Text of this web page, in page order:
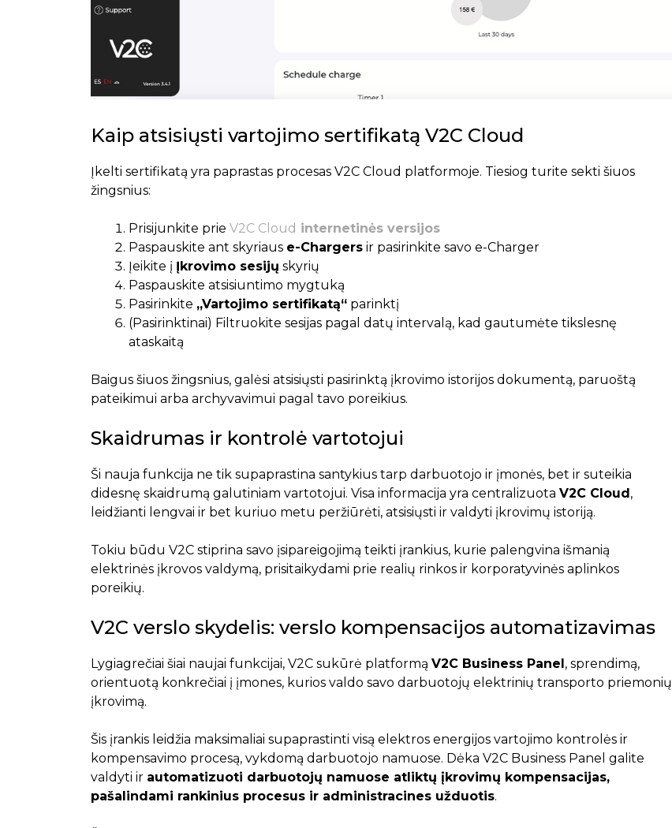
Kaip atsisiųsti vartojimo sertifikatą V2C Cloud
Įkelti sertifikatą yra paprastas procesas V2C Cloud platformoje. Tiesiog turite sekti šiuos
žingsnius:
Prisijunkite prie V2C Cloud internetinės versijos
Paspauskite ant skyriaus e-Chargersir pasirinkite savo e-Charger
Įeikite į Įkrovimo sesijų skyrių
Paspauskite atsisiuntimo mygtuką
Pasirinkite „Vartojimo sertifikatą“parinktį
(Pasirinktinai) Filtruokite sesijas pagal datų intervalą, kad gautumėte tikslesnę
ataskaitą
Baigus šiuos žingsnius, galėsi atsisiųsti pasirinktą įkrovimo istorijos dokumentą, paruoštą
pateikimui arba archyvavimui pagal tavo poreikius.
Skaidrumas ir kontrolė vartotojui
Ši nauja funkcija ne tik supaprastina santykius tarp darbuotojo ir įmonės, bet ir suteikia
didesnę skaidrumą galutiniam vartotojui. Visa informacija yra centralizuota V2C Cloud,
leidžianti lengvai ir bet kuriuo metu peržiūrėti, atsisiųsti ir valdyti įkrovimų istoriją.
Tokiu būdu V2C stiprina savo įsipareigojimą teikti įrankius, kurie palengvina išmanią
elektrinės įkrovos valdymą, prisitaikydami prie realių rinkos ir korporatyvinės aplinkos
poreikių.
V2C verslo skydelis: verslo kompensacijos automatizavimas
Lygiagrečiai šiai naujai funkcijai, V2C sukūrė platformą V2C Business Panel, sprendimą,
orientuotą konkrečiai į įmones, kurios valdo savo darbuotojų elektrinių transporto priemonių
įkrovimą.
Šis įrankis leidžia maksimaliai supaprastinti visą elektros energijos vartojimo kontrolės ir
kompensavimo procesą, vykdomą darbuotojo namuose. Dėka V2C Business Panel galite
valdyti ir automatizuoti darbuotojų namuose atliktų įkrovimų kompensacijas,
pašalindami rankinius procesus ir administracines užduotis.